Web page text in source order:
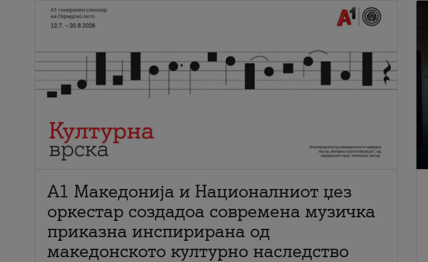
А1 Македонија и Националниот џез
оркестар создадоа современа музичка
приказна инспирирана од
македонското културно наследство